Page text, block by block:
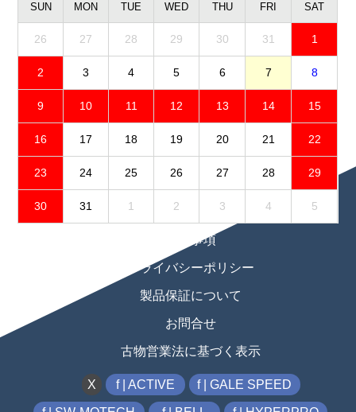
SUN MON TUE WED THU FRI SAT
26 27 28 29 30 31 1
2 3 4 5 6 7 8
9 10 11 12 13 14 15
16 17 18 19 20 21 22
23 24 25 26 27 28 29
30 31 1 2 3 4 5
免責事項
プライバシーポリシー
製品保証について
お問合せ
古物営業法に基づく表示
X f | ACTIVE f | GALE SPEED